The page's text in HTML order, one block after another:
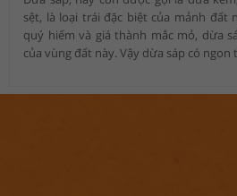
sệt, là loại trái đặc biệt của mảnh đất
quý hiếm và giá thành mắc mỏ, dừa
của vùng đất này. Vậy dừa sáp có